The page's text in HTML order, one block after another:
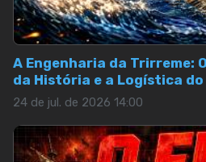
A Engenharia da Trirreme:
da História e a Logística
24 de jul. de 2026 14:00